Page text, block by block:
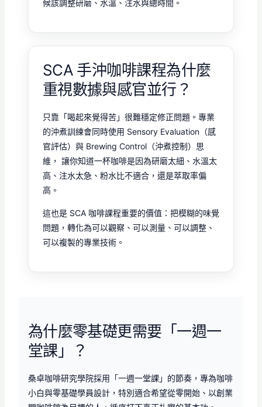
候該調整研磨、水溫、注水與總時間。
SCA 手沖咖啡課程為什麼
重視數據與感官並行？
只靠「喝起來覺得苦」很難穩定修正問題。專業
的沖煮訓練會同時使用 Sensory Evaluation（感
官評估）與 Brewing Control（沖煮控制）思
維， 讓你知道一杯咖啡是因為研磨太細、水溫太
高、注水太急、粉水比不適合，還是萃取率偏
高。
這也是 SCA 咖啡課程重要的價值：把模糊的味覺
問題，轉化為可以觀察、可以測量、可以調整、
可以複製的專業技術。
為什麼零基礎更需要「一週一
堂課」？
桑卓咖啡研究學院採用「一週一堂課」的節奏，專為咖啡
小白與零基礎學員設計，特別適合希望從零開始、以創業